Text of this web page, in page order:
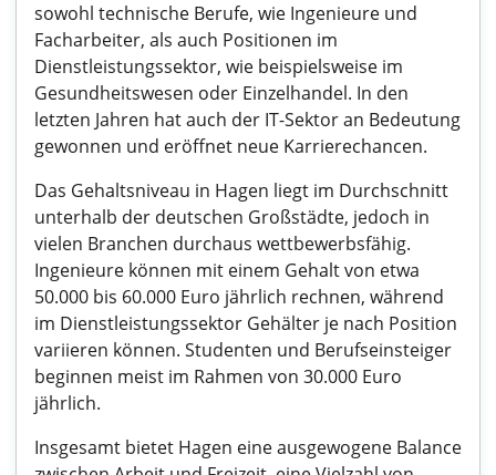
sowohl technische Berufe, wie Ingenieure und
Facharbeiter, als auch Positionen im
Dienstleistungssektor, wie beispielsweise im
Gesundheitswesen oder Einzelhandel. In den
letzten Jahren hat auch der IT-Sektor an Bedeutung
gewonnen und eröffnet neue Karrierechancen.
Das Gehaltsniveau in Hagen liegt im Durchschnitt
unterhalb der deutschen Großstädte, jedoch in
vielen Branchen durchaus wettbewerbsfähig.
Ingenieure können mit einem Gehalt von etwa
50.000 bis 60.000 Euro jährlich rechnen, während
im Dienstleistungssektor Gehälter je nach Position
variieren können. Studenten und Berufseinsteiger
beginnen meist im Rahmen von 30.000 Euro
jährlich.
Insgesamt bietet Hagen eine ausgewogene Balance